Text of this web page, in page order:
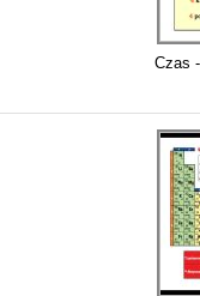
Czas